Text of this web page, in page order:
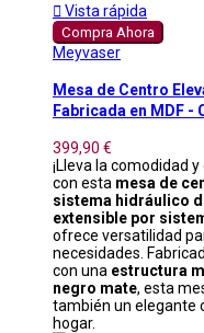
 Vista rápida
Compra Ahora
Meyvaser
Mesa de Centro
Fabricada en MDF -
399,90 €
¡Lleva la comodidad
con esta mesa de
sistema hidráulico
extensible por
ofrece versatilidad
necesidades.
con una estructura
negro mate, esta
también un elegante
hogar.